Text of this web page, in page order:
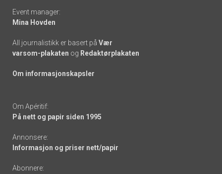
Event manager:
Mina Hovden
All journalistikk er basert på Vær
varsom-plakaten og Redaktørplakaten
Om informasjonskapsler
Om Apéritif:
På nett og papir siden 1995
Annonsere:
Informasjon og priser nett/papir
Abonnere: